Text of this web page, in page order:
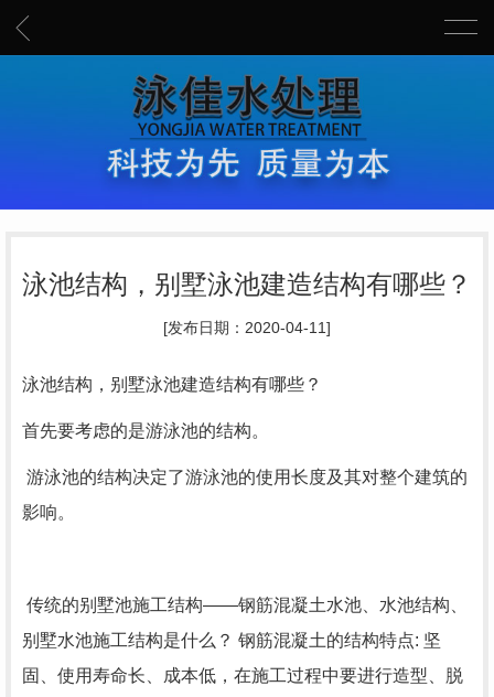
泳池结构，别墅泳池建造结构有哪些？
[发布日期：2020-04-11]
泳池结构，别墅泳池建造结构有哪些？
首先要考虑的是游泳池的结构。
游泳池的结构决定了游泳池的使用长度及其对整个建筑的
影响。
传统的别墅池施工结构——钢筋混凝土水池、水池结构、
别墅水池施工结构是什么？ 钢筋混凝土的结构特点: 坚
固、使用寿命长、成本低，在施工过程中要进行造型、脱